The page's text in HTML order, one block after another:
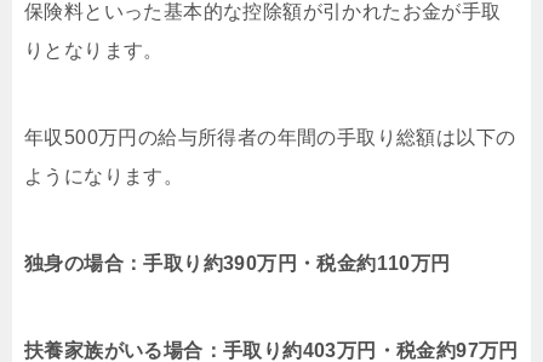
保険料といった基本的な控除額が引かれたお金が手取
りとなります。
年収500万円の給与所得者の年間の手取り総額は以下の
ようになります。
独身の場合：手取り約390万円・税金約110万円
扶養家族がいる場合：手取り約403万円・税金約97万円